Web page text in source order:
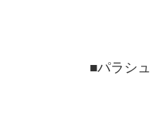
■パラシ